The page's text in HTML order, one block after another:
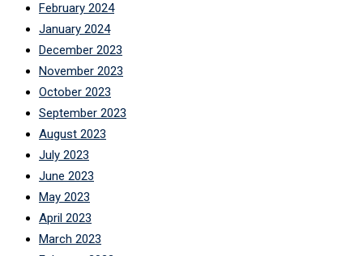
February 2024
January 2024
December 2023
November 2023
October 2023
September 2023
August 2023
July 2023
June 2023
May 2023
April 2023
March 2023